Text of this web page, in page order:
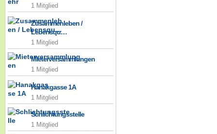
1 Mitglied
Zusammenleben /
Lebensqu…
1 Mitglied
Mieterversammlungen
1 Mitglied
Hanakgasse 1A
1 Mitglied
Schlichtungsstelle
1 Mitglied